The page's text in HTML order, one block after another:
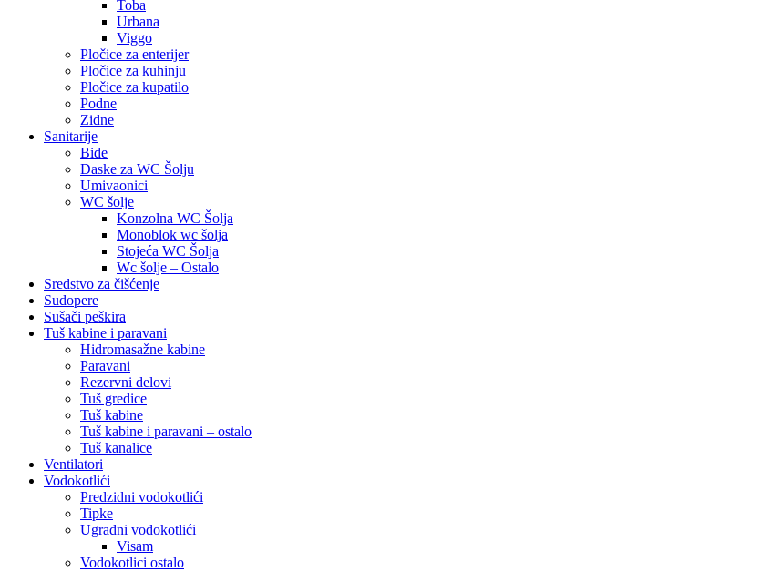
Toba
Urbana
Viggo
Pločice za enterijer
Pločice za kuhinju
Pločice za kupatilo
Podne
Zidne
Sanitarije
Bide
Daske za WC Šolju
Umivaonici
WC šolje
Konzolna WC Šolja
Monoblok wc šolja
Stojeća WC Šolja
Wc šolje – Ostalo
Sredstvo za čišćenje
Sudopere
Sušači peškira
Tuš kabine i paravani
Hidromasažne kabine
Paravani
Rezervni delovi
Tuš gredice
Tuš kabine
Tuš kabine i paravani – ostalo
Tuš kanalice
Ventilatori
Vodokotlići
Predzidni vodokotlići
Tipke
Ugradni vodokotlići
Visam
Vodokotlici ostalo